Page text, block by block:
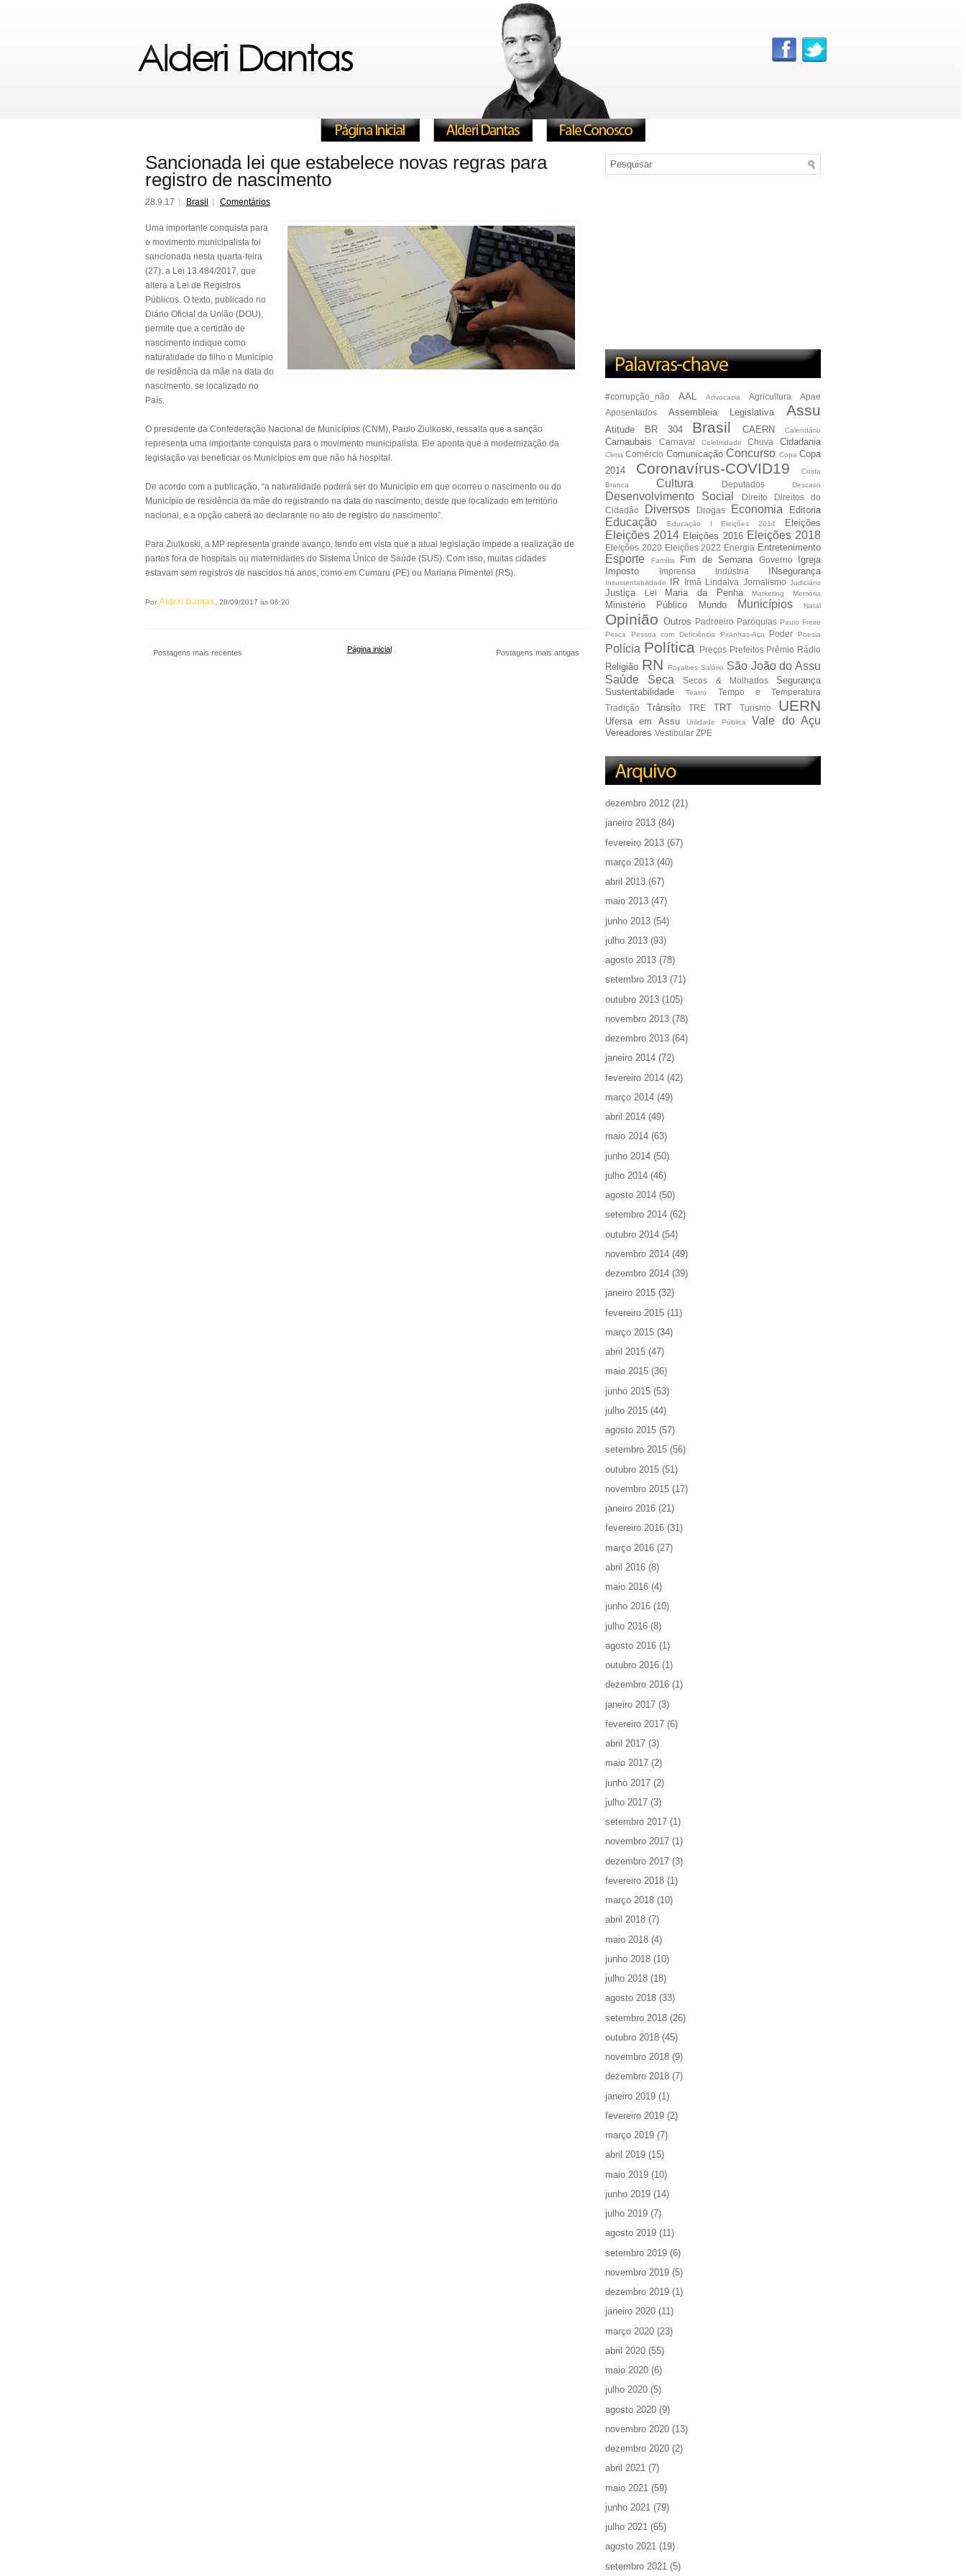
Sancionada lei que estabelece novas regras para
registro de nascimento
28.9.17 Brasil Comentários
Uma importante conquista para
o movimento municipalista foi
sancionada nesta quarta-feira
(27): a Lei 13.484/2017, que
altera a Lei de Registros
Públicos. O texto, publicado no
Diário Oficial da União (DOU),
permite que a certidão de
nascimento indique como
naturalidade do filho o Município
de residência da mãe na data do
nascimento, se localizado no
País.
O presidente da Confederação Nacional de Municípios (CNM), Paulo Ziulkoski, ressalta que a sanção
representa uma importante conquista para o movimento municipalista. Ele aponta que a modernização da
legislação vai beneficiar os Municípios em que não há hospital.
De acordo com a publicação, “a naturalidade poderá ser do Município em que ocorreu o nascimento ou do
Município de residência da mãe do registrando na data do nascimento, desde que localizado em território
nacional, e a opção caberá ao declarante no ato de registro do nascimento”.
Para Ziulkoski, a MP representa grande avanço, tendo em vista que a atual legislação impede a realização de
partos fora de hospitais ou maternidades do Sistema Único de Saúde (SUS). Com isso, muitas cidades
estavam sem registros de nascidos há anos, como em Cumaru (PE) ou Mariana Pimentel (RS).
Por Alderi Dantas , 28/09/2017 às 06:20
Postagens mais recentes Postagens mais antigas
Página inicial
#corrupção_não AAL Advocacia Agricultura
Apae
Aposentados
Assembleia Legislativa Assu
Atitude BR 304 Brasil CAERN Calendário
Carnaubais Carnaval Celebridade Chuva Cidadania
Clima Comércio Comunicação Concurso Copa Copa
2014
Coronavírus-COVID19
Costa
Branca
Cultura Deputados Descaso
Desenvolvimento Social Direito
Direitos do
Cidadão
Diversos Drogas Economia Editoria
Educação Educação I Eleições 2014 Eleições
Eleições 2014 Eleições 2016 Eleições 2018
Eleições 2020 Eleições 2022 Energia Entretenimento
Esporte Família Fim de Semana Governo
Igreja
Imposto
Imprensa Indústria INsegurança
Insustentabilidade IR Irmã Lindalva Jornalismo Judiciário
Justiça Lei Maria da Penha Marketing Memória
Ministério Público Mundo Municípios Natal
Opinião Outros Padroeiro Paróquias Paulo Freire
Pesca
Pessoa com Deficiência Piranhas-Açu Poder Poesia
Polícia Política Preços Prefeitos Prêmio Rádio
Religião RN Royalties Salário São João do Assu
Saúde
Seca Secos & Molhados
Segurança
Sustentabilidade
Teatro
Tempo e Temperatura
Tradição
Trânsito TRE TRT Turismo UERN
Ufersa em Assu Utilidade Pública Vale do Açu
Vereadores Vestibular ZPE
dezembro 2012 (21)
janeiro 2013 (84)
fevereiro 2013 (67)
março 2013 (40)
abril 2013 (67)
maio 2013 (47)
junho 2013 (54)
julho 2013 (93)
agosto 2013 (78)
setembro 2013 (71)
outubro 2013 (105)
novembro 2013 (78)
dezembro 2013 (64)
janeiro 2014 (72)
fevereiro 2014 (42)
março 2014 (49)
abril 2014 (49)
maio 2014 (63)
junho 2014 (50)
julho 2014 (46)
agosto 2014 (50)
setembro 2014 (62)
outubro 2014 (54)
novembro 2014 (49)
dezembro 2014 (39)
janeiro 2015 (32)
fevereiro 2015 (11)
março 2015 (34)
abril 2015 (47)
maio 2015 (36)
junho 2015 (53)
julho 2015 (44)
agosto 2015 (57)
setembro 2015 (56)
outubro 2015 (51)
novembro 2015 (17)
janeiro 2016 (21)
fevereiro 2016 (31)
março 2016 (27)
abril 2016 (8)
maio 2016 (4)
junho 2016 (10)
julho 2016 (8)
agosto 2016 (1)
outubro 2016 (1)
dezembro 2016 (1)
janeiro 2017 (3)
fevereiro 2017 (6)
abril 2017 (3)
maio 2017 (2)
junho 2017 (2)
julho 2017 (3)
setembro 2017 (1)
novembro 2017 (1)
dezembro 2017 (3)
fevereiro 2018 (1)
março 2018 (10)
abril 2018 (7)
maio 2018 (4)
junho 2018 (10)
julho 2018 (18)
agosto 2018 (33)
setembro 2018 (26)
outubro 2018 (45)
novembro 2018 (9)
dezembro 2018 (7)
janeiro 2019 (1)
fevereiro 2019 (2)
março 2019 (7)
abril 2019 (15)
maio 2019 (10)
junho 2019 (14)
julho 2019 (7)
agosto 2019 (11)
setembro 2019 (6)
novembro 2019 (5)
dezembro 2019 (1)
janeiro 2020 (11)
março 2020 (23)
abril 2020 (55)
maio 2020 (6)
julho 2020 (5)
agosto 2020 (9)
novembro 2020 (13)
dezembro 2020 (2)
abril 2021 (7)
maio 2021 (59)
junho 2021 (79)
julho 2021 (65)
agosto 2021 (19)
setembro 2021 (5)